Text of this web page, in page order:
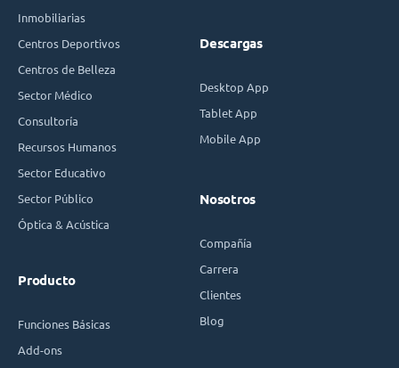
Inmobiliarias
Centros Deportivos
Centros de Belleza
Sector Médico
Consultoría
Recursos Humanos
Sector Educativo
Sector Público
Óptica & Acústica
Producto
Funciones Básicas
Add-ons
Descargas
Desktop App
Tablet App
Mobile App
Nosotros
Compañía
Carrera
Clientes
Blog